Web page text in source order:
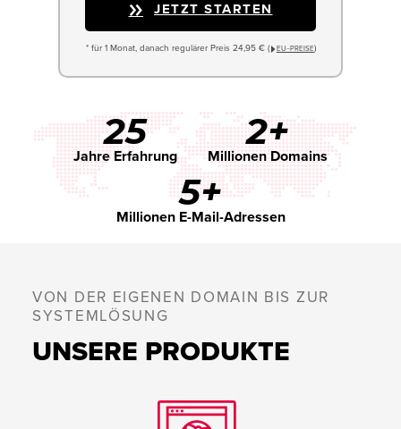
JETZT STARTEN
* für 1 Monat, danach regulärer Preis 24,95 € ( EU−PREISE)
25
Jahre Erfahrung
2+
Millionen Domains
5+
Millionen E-Mail-Adressen
VON DER EIGENEN DOMAIN BIS ZUR
SYSTEMLÖSUNG
UNSERE PRODUKTE